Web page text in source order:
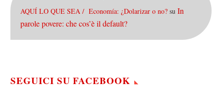
AQUÍ LO QUE SEA / Economía: ¿Dolarizar o no? su In
parole povere: che cos’è il default?
SEGUICI SU FACEBOOK